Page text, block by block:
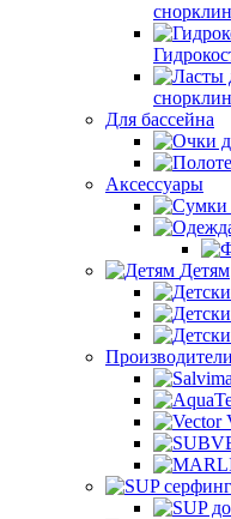
Для бассейна
Аксессуары
Детям
Производители